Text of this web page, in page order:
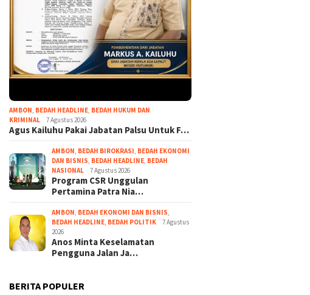
Kepulauan Tanimbar dan
Pertamina Patra Niaga
Berkomitmen Jaga
Keandalan Suplai BBM di
Agus Kailuhu Pakai Jabatan
Palsu Untuk Fitnah Raja
Negeri Hutumuri
AMBON BEDAH HEADLINE BEDAH HUKUM DAN
KRIMINAL
7 Agustus 2026
Agus Kailuhu Pakai Jabatan Palsu Untuk F…
AMBON BEDAH BIROKRASI BEDAH EKONOMI
DAN BISNIS BEDAH HEADLINE BEDAH
NASIONAL
7 Agustus 2026
Program CSR Unggulan
Pertamina Patra Nia…
AMBON BEDAH EKONOMI DAN BISNIS
BEDAH HEADLINE BEDAH POLITIK
7 Agustus
2026
Anos Minta Keselamatan
Pengguna Jalan Ja…
BERITA POPULER